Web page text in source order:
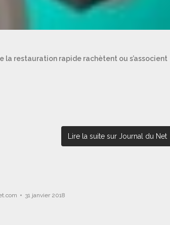
la restauration rapide rachètent ou s’associent
Lire la suite sur Journal du Net
31 janvier 2018